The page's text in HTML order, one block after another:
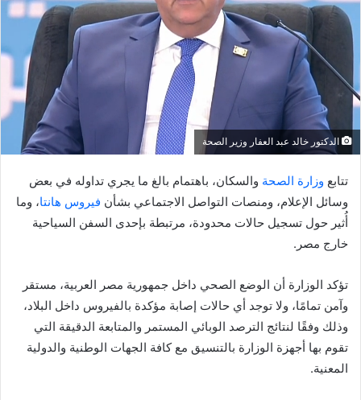
الدكتور خالد عبد العفار وزير الصحة
تتابع وزارة الصحة والسكان، باهتمام بالغ ما يجري تداوله في بعض
وسائل الإعلام، ومنصات التواصل الاجتماعي بشأن فيروس هانتا، وما
أُثير حول تسجيل حالات محدودة، مرتبطة بإحدى السفن السياحية
خارج مصر.
تؤكد الوزارة أن الوضع الصحي داخل جمهورية مصر العربية، مستقر
وآمن تمامًا، ولا توجد أي حالات إصابة مؤكدة بالفيروس داخل البلاد،
وذلك وفقًا لنتائج الترصد الوبائي المستمر والمتابعة الدقيقة التي
تقوم بها أجهزة الوزارة بالتنسيق مع كافة الجهات الوطنية والدولية
المعنية.